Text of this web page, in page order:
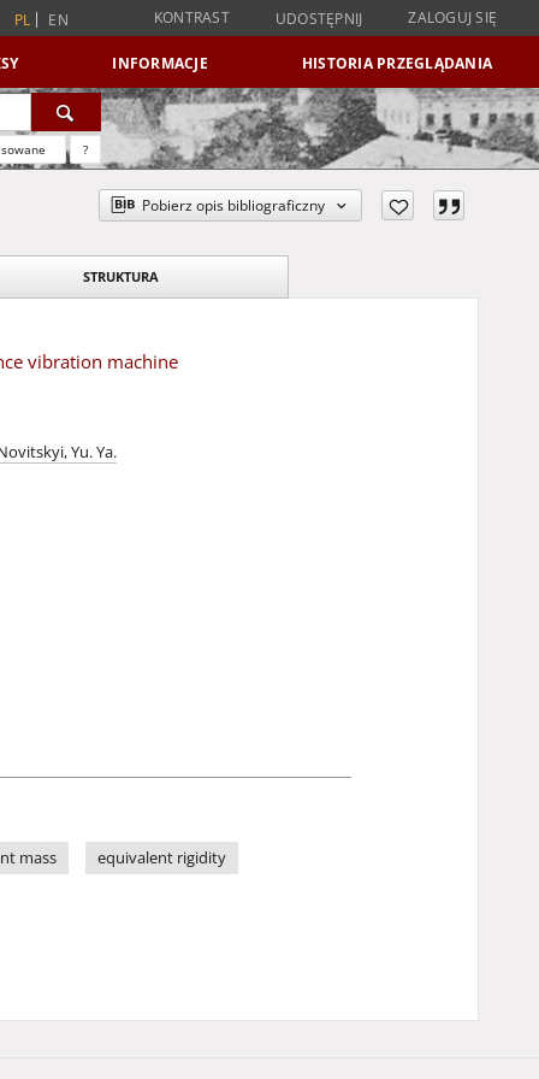
PL EN KONTRAST UDOSTĘPNIJ ZALOGUJ SIĘ
INFORMACJE HISTORIA PRZEGLĄDANIA
?
Pobierz opis bibliograficzny
STRUKTURA
vibration machine
Yu. Ya.
mass equivalent rigidity